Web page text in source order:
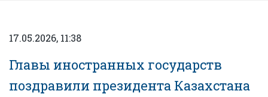
17.05.2026, 11:38
Главы иностранных государств
поздравили президента Казахстана